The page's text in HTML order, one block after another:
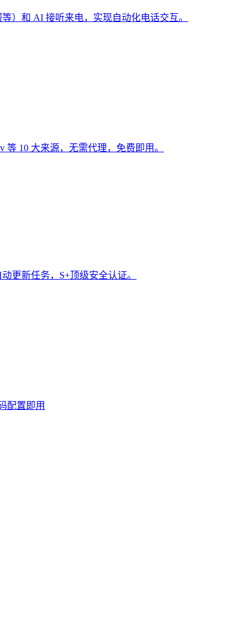
）和 AI 接听来电，实现自动化电话交互。
等 10 大来源，无需代理，免费即用。
更新任务，S+顶级安全认证。
配置即用